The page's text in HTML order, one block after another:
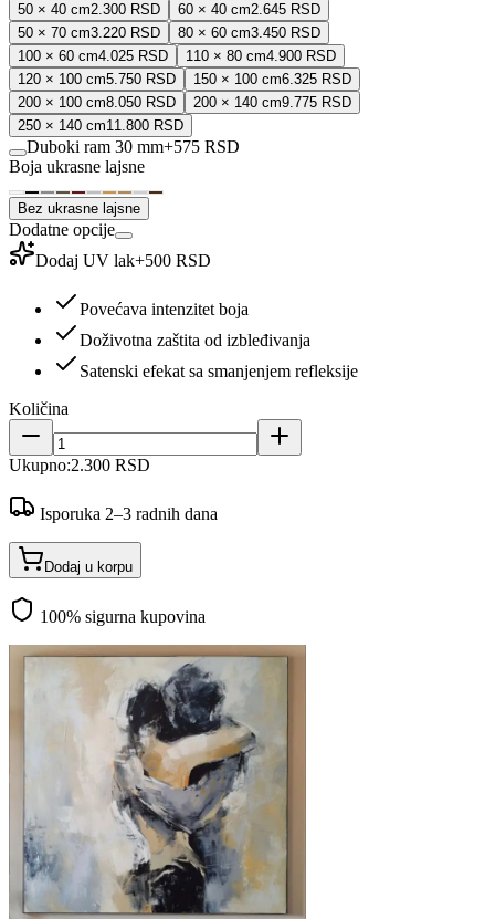
50 × 40 cm2.300 RSD 60 × 40 cm2.645 RSD
50 × 70 cm3.220 RSD 80 × 60 cm3.450 RSD
100 × 60 cm4.025 RSD 110 × 80 cm4.900 RSD
120 × 100 cm5.750 RSD 150 × 100 cm6.325 RSD
200 × 100 cm8.050 RSD 200 × 140 cm9.775 RSD
250 × 140 cm11.800 RSD
Duboki ram 30 mm+575 RSD
Boja ukrasne lajsne
Bez ukrasne lajsne
Dodatne opcije
Dodaj UV lak+500 RSD
Povećava intenzitet boja
Doživotna zaštita od izbleđivanja
Satenski efekat sa smanjenjem refleksije
Količina
Ukupno:2.300 RSD
Isporuka 2–3 radnih dana
Dodaj u korpu
100% sigurna kupovina